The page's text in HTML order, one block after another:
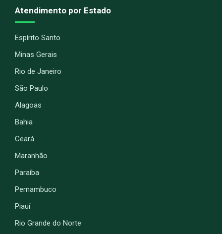
Atendimento por Estado
Espírito Santo
Minas Gerais
Rio de Janeiro
São Paulo
Alagoas
Bahia
Ceará
Maranhão
Paraíba
Pernambuco
Piauí
Rio Grande do Norte